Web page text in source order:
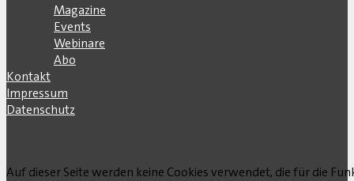
Magazine
Events
Webinare
Abo
Kontakt
Impressum
Datenschutz
Auf dieser Seite werden keine Cookies verwendet, die für die